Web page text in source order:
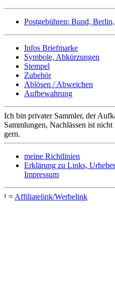
Postgebühren: Bund,
Infos Briefmarke
Symbole, Abkürzungen
Stempel
Zubehör
Ablösen / Abweichen
Aufbewahrung
Ich bin privater Sammler, der
Sammlungen, Nachlässen ist
gern.
meine Richtlinien
Erklärung zu Links,
Impressum
¹ = Affiliatelink/Werbelink